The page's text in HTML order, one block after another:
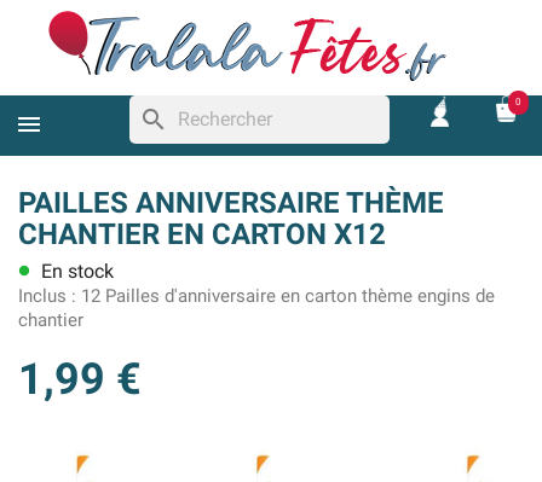
search
0
PAILLES ANNIVERSAIRE THÈME
CHANTIER EN CARTON X12
lens En stock
Inclus : 12 Pailles d'anniversaire en carton thème engins de
chantier
1,99 €